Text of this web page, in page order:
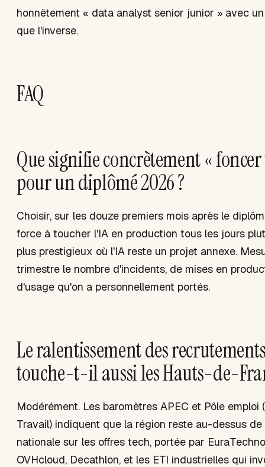
honnêtement « data analyst senior junior » avec
que l'inverse.
FAQ
Que signifie concrètement «
pour un diplômé 2026 ?
Choisir, sur les douze premiers mois après le
force à toucher l'IA en production tous les jours
plus prestigieux où l'IA reste un projet annexe.
trimestre le nombre d'incidents, de mises en
d'usage qu'on a personnellement portés.
Le ralentissement des
touche-t-il aussi les Hauts-de-
Modérément. Les baromètres APEC et Pôle emploi
Travail) indiquent que la région reste au-dessus
nationale sur les offres tech, portée par
OVHcloud, Decathlon, et les ETI industrielles qui